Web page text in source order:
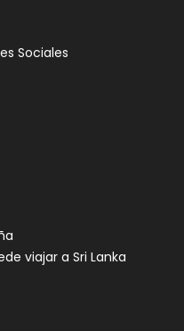
Sociales
viajar a Sri Lanka